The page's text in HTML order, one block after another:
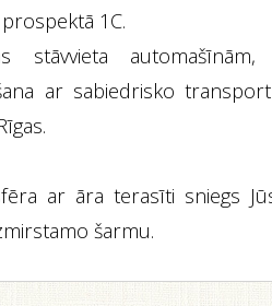
1C.
stāvvieta
ar sabiedrisko
ar āra terasīti sniegs
šarmu.